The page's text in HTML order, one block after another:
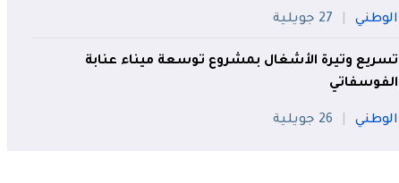
الوطني 27 جويلية
تسريع وتيرة الأشغال بمشروع توسعة ميناء عنابة
الفوسفاتي
الوطني 26 جويلية